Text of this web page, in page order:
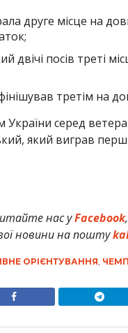
друге місце на
посів треті
третім на
серед
який виграв перші
нас уFacebook,
новини на пошту
ОРІЄНТУВАННЯ,